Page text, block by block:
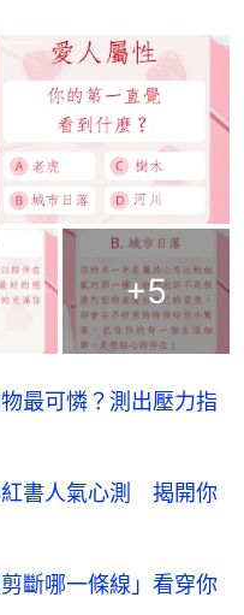
+5
最可憐？測出壓力指
書人氣心測 揭開你
斷哪一條線」看穿你